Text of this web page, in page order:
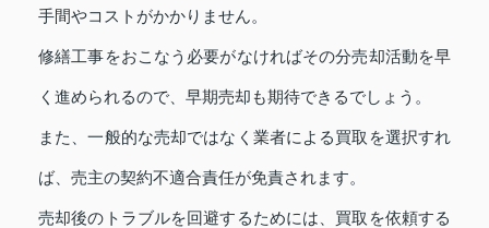
手間やコストがかかりません。
修繕工事をおこなう必要がなければその分売却活動を早
く進められるので、早期売却も期待できるでしょう。
また、一般的な売却ではなく業者による買取を選択すれ
ば、売主の契約不適合責任が免責されます。
売却後のトラブルを回避するためには、買取を依頼する